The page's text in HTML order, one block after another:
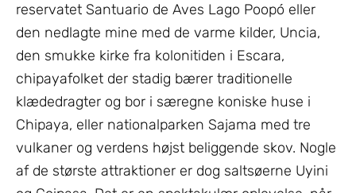
reservatet Santuario de Aves Lago Poopó eller
den nedlagte mine med de varme kilder, Uncia,
den smukke kirke fra kolonitiden i Escara,
chipayafolket der stadig bærer traditionelle
klædedragter og bor i særegne koniske huse i
Chipaya, eller nationalparken Sajama med tre
vulkaner og verdens højst beliggende skov. Nogle
af de største attraktioner er dog saltsøerne Uyini